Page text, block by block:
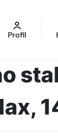
Profil